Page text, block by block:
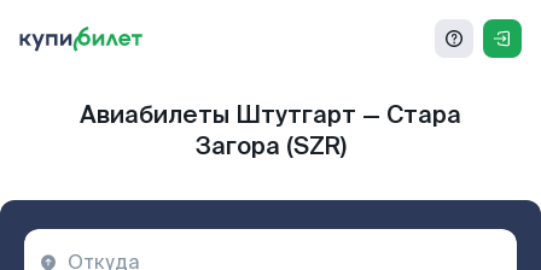
Авиабилеты Штутгарт — Стара
Загора (SZR)